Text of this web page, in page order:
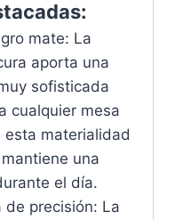
mate: La
aporta una
sofisticada
cualquier mesa
materialidad
una
el día.
precisión: La